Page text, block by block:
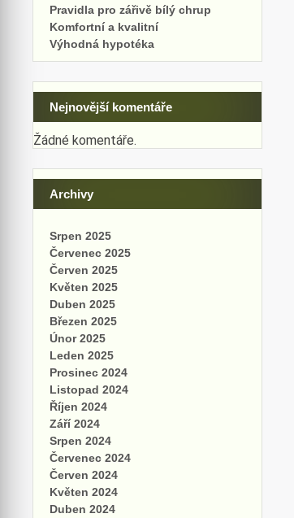
Pravidla pro zářivě bílý chrup
Komfortní a kvalitní
Výhodná hypotéka
Nejnovější komentáře
Žádné komentáře.
Archivy
Srpen 2025
Červenec 2025
Červen 2025
Květen 2025
Duben 2025
Březen 2025
Únor 2025
Leden 2025
Prosinec 2024
Listopad 2024
Říjen 2024
Září 2024
Srpen 2024
Červenec 2024
Červen 2024
Květen 2024
Duben 2024